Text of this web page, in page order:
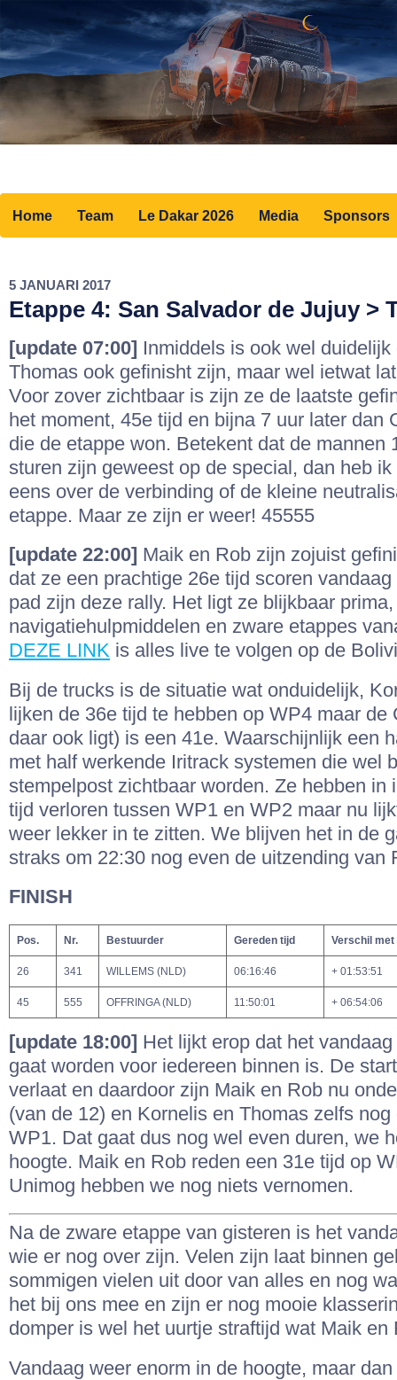
Home Team Le Dakar 2026 Media Sponsors
5 JANUARI 2017
Etappe 4: San Salvador de Jujuy >
[update 07:00] Inmiddels is ook wel
Thomas ook gefinisht zijn, maar wel ietwat
Voor zover zichtbaar is zijn ze de laatste
het moment, 45e tijd en bijna 7 uur later dan
die de etappe won. Betekent dat de mannen
sturen zijn geweest op de special, dan heb
eens over de verbinding of de kleine
etappe. Maar ze zijn er weer! 45555
[update 22:00] Maik en Rob zijn zojuist
dat ze een prachtige 26e tijd scoren
pad zijn deze rally. Het ligt ze blijkbaar
navigatiehulpmiddelen en zware etappes
DEZE LINK is alles live te volgen op de
Bij de trucks is de situatie wat onduidelijk,
lijken de 36e tijd te hebben op WP4 maar de
daar ook ligt) is een 41e. Waarschijnlijk een
met half werkende Iritrack systemen die wel
stempelpost zichtbaar worden. Ze hebben in
tijd verloren tussen WP1 en WP2 maar nu
weer lekker in te zitten. We blijven het in de
straks om 22:30 nog even de uitzending van
FINISH
Pos. Nr. Bestuurder Gereden tijd Verschil met
26 341 WILLEMS (NLD) 06:16:46 + 01:53:51
45 555 OFFRINGA (NLD) 11:50:01 + 06:54:06
[update 18:00] Het lijkt erop dat het
gaat worden voor iedereen binnen is. De
verlaat en daardoor zijn Maik en Rob nu
(van de 12) en Kornelis en Thomas zelfs
WP1. Dat gaat dus nog wel even duren, we
hoogte. Maik en Rob reden een 31e tijd op
Unimog hebben we nog niets vernomen.
Na de zware etappe van gisteren is het
wie er nog over zijn. Velen zijn laat binnen
sommigen vielen uit door van alles en nog
het bij ons mee en zijn er nog mooie
domper is wel het uurtje straftijd wat Maik en
Vandaag weer enorm in de hoogte, maar